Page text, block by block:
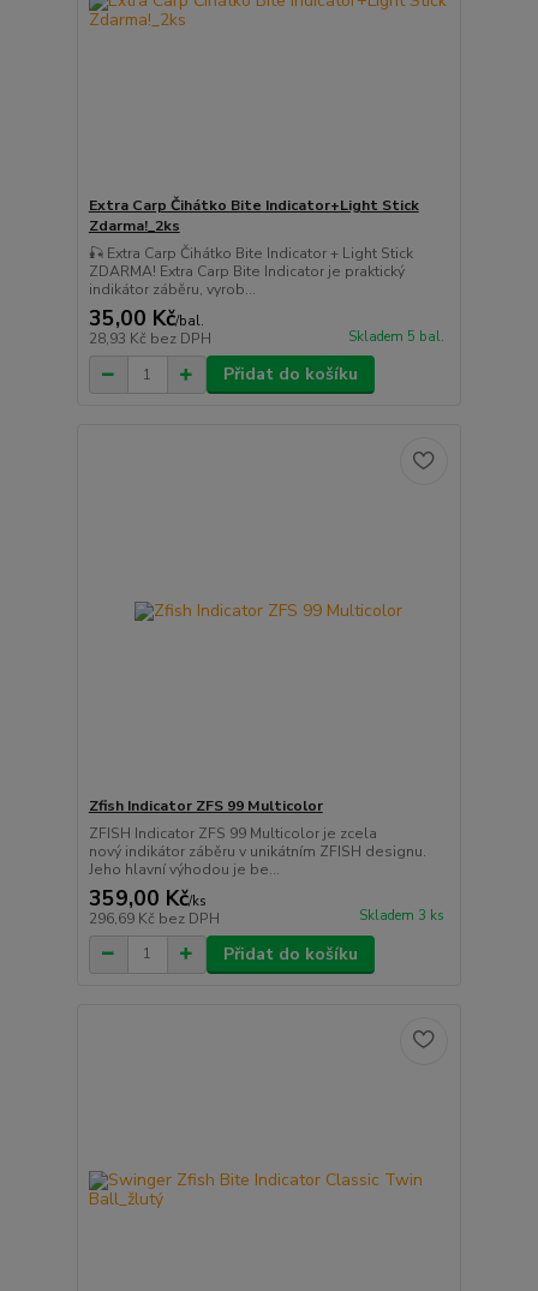
Extra Carp Čihátko Bite Indicator+Light Stick
Zdarma!_2ks
🎣 Extra Carp Čihátko Bite Indicator + Light Stick
ZDARMA! Extra Carp Bite Indicator je praktický
indikátor záběru, vyrob...
35,00 Kč/bal.
28,93 Kč bez DPH Skladem 5 bal.
Přidat do košíku
Zfish Indicator ZFS 99 Multicolor
ZFISH Indicator ZFS 99 Multicolor je zcela
nový indikátor záběru v unikátním ZFISH designu.
Jeho hlavní výhodou je be...
359,00 Kč/ks
296,69 Kč bez DPH Skladem 3 ks
Přidat do košíku